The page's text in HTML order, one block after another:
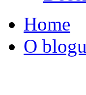
Home
O blogu